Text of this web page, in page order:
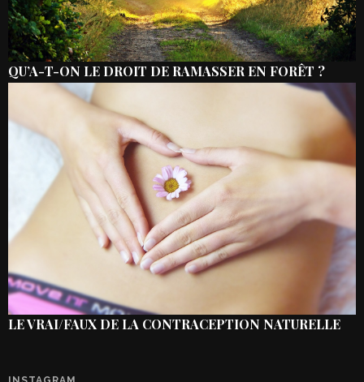
QU’A-T-ON LE DROIT DE RAMASSER EN FORÊT ?
LE VRAI/FAUX DE LA CONTRACEPTION NATURELLE